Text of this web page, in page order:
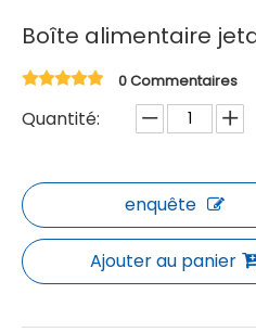
Boîte alimentaire
0 Commentaires
Quantité:
enquête
Ajouter au panier